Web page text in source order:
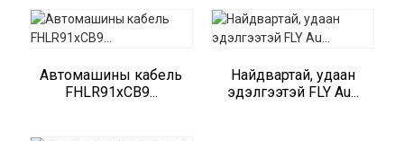
Автомашины кабель
FHLR91xCB9...
Найдвартай, удаан
эдэлгээтэй FLY Au...